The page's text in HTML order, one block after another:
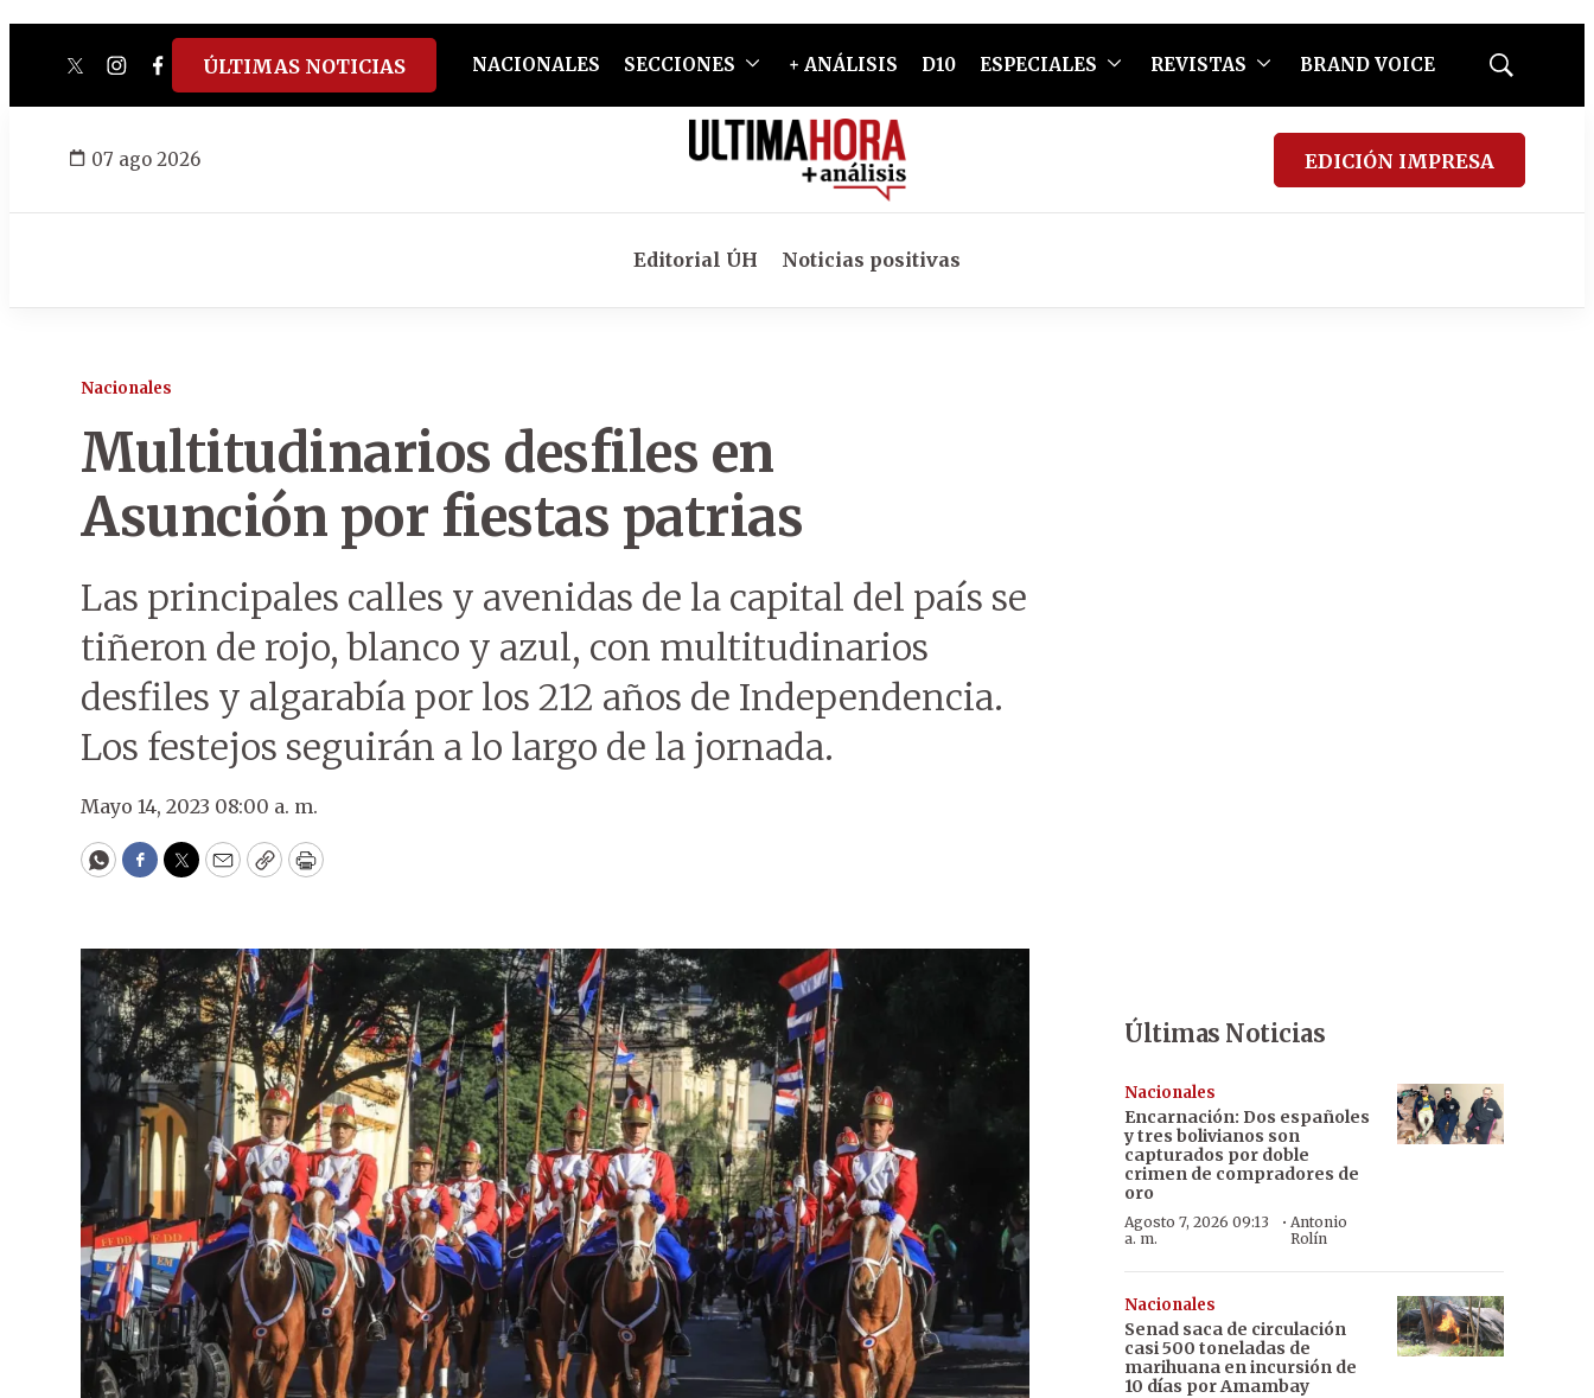
twitterinstagram
facebook
tiktokyoutube
spotify
ÚLTIMAS NOTICIAS NACIONALES SECCIONES + ANÁLISIS D10 ESPECIALES REVISTAS BRAND VOICE
Mostrar
07 ago 2026 EDICIÓN IMPRESA
Editorial ÚH Noticias positivas
Nacionales
Multitudinarios desfiles en
Asunción por fiestas patrias
Las principales calles y avenidas de la capital del país se
tiñeron de rojo, blanco y azul, con multitudinarios
desfiles y algarabía por los 212 años de Independencia.
Los festejos seguirán a lo largo de la jornada.
Mayo 14, 2023 08:00 a. m.
WhatsApp
Facebook
Twitter
EmailCopyPrint
Últimas Noticias
Nacionales
Encarnación: Dos españoles
y tres bolivianos son
capturados por doble
crimen de compradores de
oro
Agosto 7, 2026 09:13
a. m.
·Antonio
Rolín
Nacionales
Senad saca de circulación
casi 500 toneladas de
marihuana en incursión de
10 días por Amambay